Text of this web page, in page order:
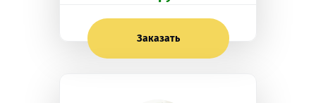
Заказать